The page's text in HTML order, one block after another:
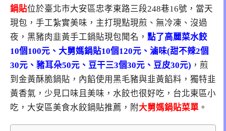
鍋貼位於臺北市大安區忠孝東路三段248巷16號，當天
現包，手工紮實美味，主打現點現煎、無冷凍、沒過
夜，黑豬肉韭黃手工鍋貼現包聞名， 點了高麗菜水餃
10個100元、大舅媽鍋貼10個120元、滷味(甜不辣2個
30元、豬耳朵50元、豆干三3個30元、豆皮30元) ，煎
到金黃酥脆鍋貼，內餡使用黑毛豬與韭黃餡料，獨特韭
黃香氣，少見口味且美味，水餃也很好吃，台北東區小
吃，大安區美食水餃鍋貼推薦，附大舅媽鍋貼菜單 。